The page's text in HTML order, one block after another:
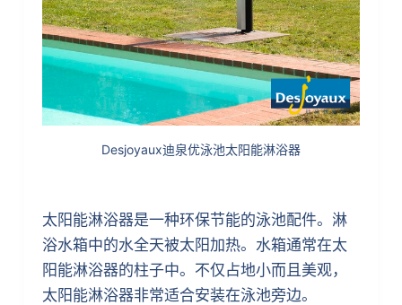
Desjoyaux迪泉优泳池太阳能淋浴器
太阳能淋浴器是一种环保节能的泳池配件。淋
浴水箱中的水全天被太阳加热。水箱通常在太
阳能淋浴器的柱子中。不仅占地小而且美观，
太阳能淋浴器非常适合安装在泳池旁边。